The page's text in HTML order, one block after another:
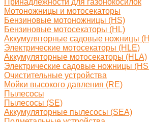
Мотоножницы и мотосекаторы
Бензиновые мотоножницы (HS)
Бензиновые мотосекаторы (HL)
Аккумуляторные садовые ножницы
Электрические мотосекаторы (HLE)
Аккумуляторные мотосекаторы (HLA)
Электрические садовые ножницы
Очистительные устройства
Мойки высокого давления (RE)
Пылесосы
Пылесосы (SE)
Аккумуляторные пылесосы (SEA)